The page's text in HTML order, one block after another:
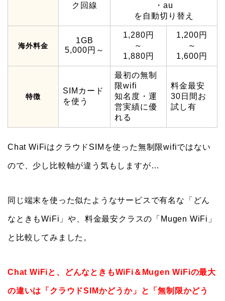
ク回線
・au
を自動切り替え
海外料金
1GB
5,000円～
1,280円
～
1,880円
1,200円
～
1,600円
特徴
SIMカード
を使う
最初の無制
限wifi
知名度・運
営実績に優
れる
料金最安
30日間お
試し有
Chat WiFiはクラウドSIMを使った無制限wifiではない
ので、少し比較軸が違う気もしますが…
同じ端末を使った似たようなサービスで有名な「どん
なときもWiFi」や、料金最安クラスの「Mugen WiFi」
と比較してみました。
Chat WiFiと、どんなときもWiFi＆Mugen WiFiの最大
の違いは「クラウドSIMかどうか」と「無制限かどう